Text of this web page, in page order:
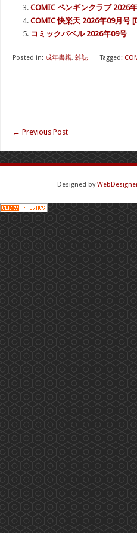
COMIC ペンギンクラブ 2026
COMIC 快楽天 2026年09月号
コミックバベル 2026年09号
Posted in: 成年書籍, 雑誌 ⋅ Tagged:
← Previous Post
Designed by